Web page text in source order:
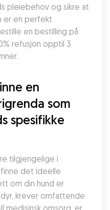
pleiebehov og sikre at
er en perfekt
en bestilling på
refusjon opptil 3
en
som
spesifikke
tilgjengelige i
det ideelle
om din hund er
krever omfattende
medisinsk omsorg, er